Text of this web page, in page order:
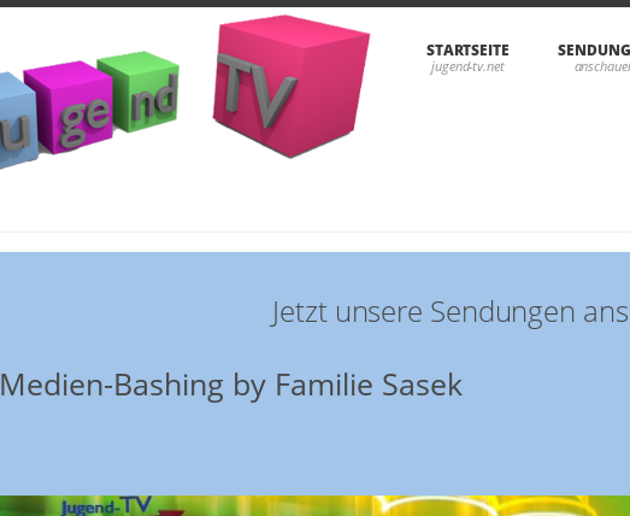
STARTSEITE
Jetzt unsere Sendungen
Medien-Bashing by Familie Sasek